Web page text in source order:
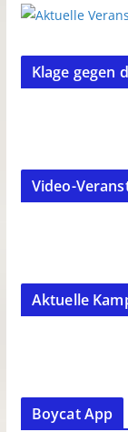
Klage gegen
Video-
Aktuelle
Boycat App